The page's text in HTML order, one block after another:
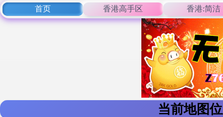
首页 香港高手区 香港:简洁
当前地图